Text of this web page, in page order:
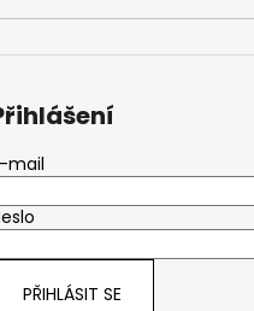
mail
PŘIHLÁSIT SE